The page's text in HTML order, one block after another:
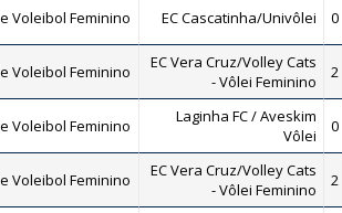
Voleibol Feminino EC Cascatinha/Univôlei 0
Voleibol Feminino
EC Vera Cruz/Volley Cats
- Vôlei Feminino
2
Voleibol Feminino
Laginha FC / Aveskim
Vôlei
0
Voleibol Feminino
EC Vera Cruz/Volley Cats
- Vôlei Feminino
2